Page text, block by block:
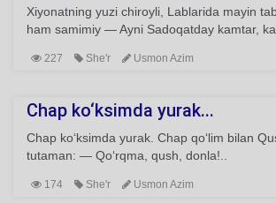
Xiyonatning yuzi chiroyli, Lablarida mayin
ham samimiy — Ayni Sadoqatday kamtar,
227 She'r Usmon Azim
Chap ko‘ksimda yurak...
Chap ko‘ksimda yurak. Chap qo‘lim bilan
tutaman: — Qo‘rqma, qush, donla!..
174 She'r Usmon Azim